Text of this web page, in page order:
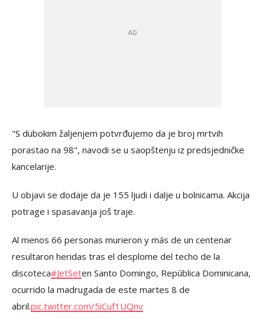
"S dubokim žaljenjem potvrđujemo da je broj mrtvih
porastao na 98", navodi se u saopštenju iz predsjedničke
kancelarije.
U objavi se dodaje da je 155 ljudi i dalje u bolnicama. Akcija
potrage i spasavanja još traje.
Al menos 66 personas murieron y más de un centenar
resultaron heridas tras el desplome del techo de la
discoteca#JetSeten Santo Domingo, República Dominicana,
ocurrido la madrugada de este martes 8 de
abril.pic.twitter.com/5iCuf1UQnv